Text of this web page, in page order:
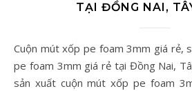
TẠI ĐỒNG NAI,
Cuộn mút xốp pe foam 3mm giá rẻ, sản xuất cuộn mút xốp
pe foam 3mm giá rẻ tại Đồng Nai,
sản xuất cuộn mút xốp pe foam